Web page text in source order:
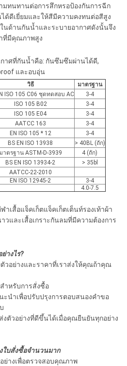
มทนทานต่อการสึกหรอป้องกันการฉีก
ด้ดีเยี่ยมและให้สีมีความคงทนต่อสีสูง
ด้านกันน้ำและระบายอากาศดังนั้นจึง
าที่มีคุณภาพสูง
าศที่กันน้ำคือ: กันซึมซึมผ่านได้ดี,
และอบอุ่น
วิธี
มาตรฐาน
ISO 105 C06 ชุดทดสอบ AC
3-4
ISO 105 B02
3-4
ISO 105 E04
3-4
AATCC 163
3-4
EN ISO 105 * 12
3-4
BS EN ISO 13938
> 40BL (ถัก)
าตรฐาน ASTM-D-3939
4 (ถัก)
BS EN ISO 13934-2
> 35bl
AATCC-22-2010
EN ISO 12945-2
3-4
4.0-7.5
เสื้อแจ็คเก็ตแจ็คเก็ตเต็นท์รองเท้าผ้า
วและเสื้อเกราะกันลมที่มีความต้องการ
างไร?
วอย่างและราคาที่เราส่งให้คุณถ้าคุณ
ำหรับการสั่งซื้อ
ะนำเพื่อปรับปรุงการตอบสนองคำขอ
งตัวอย่างที่ดีขึ้นได้เมื่อคุณยืนยันทุกอย่าง
บสั่งซื้อจำนวนมาก
ย่างเพื่อตรวจสอบคุณภาพ